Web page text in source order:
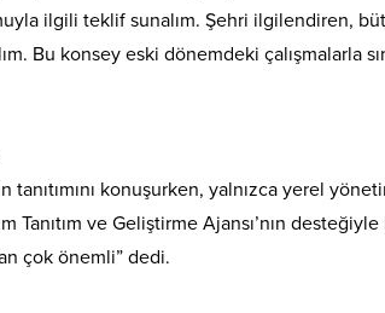
ilgili teklif sunalım. Şehri ilgilendiren,
Bu konsey eski dönemdeki çalışmalarla
tanıtımını konuşurken, yalnızca yerel
Tanıtım ve Geliştirme Ajansı’nın
çok önemli” dedi.